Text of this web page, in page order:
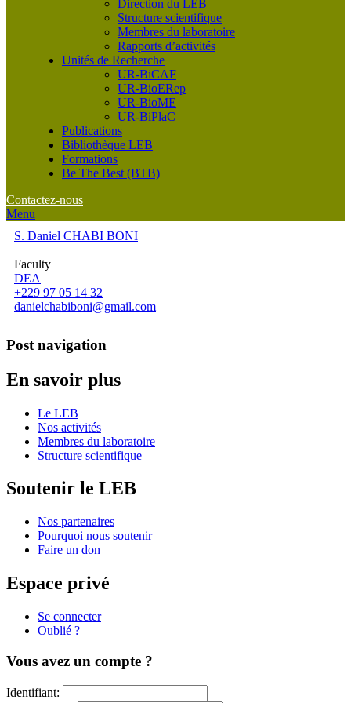
Direction du LEB
Structure scientifique
Membres du laboratoire
Rapports d’activités
Unités de Recherche
UR-BiCAF
UR-BioERep
UR-BioME
UR-BiPlaC
Publications
Bibliothèque LEB
Formations
Be The Best (BTB)
Contactez-nous
Menu
S. Daniel CHABI BONI
Faculty
DEA
+229 97 05 14 32
danielchabiboni@gmail.com
Post navigation
En savoir plus
Le LEB
Nos activités
Membres du laboratoire
Structure scientifique
Soutenir le LEB
Nos partenaires
Pourquoi nous soutenir
Faire un don
Espace privé
Se connecter
Oublié ?
Vous avez un compte ?
Identifiant: